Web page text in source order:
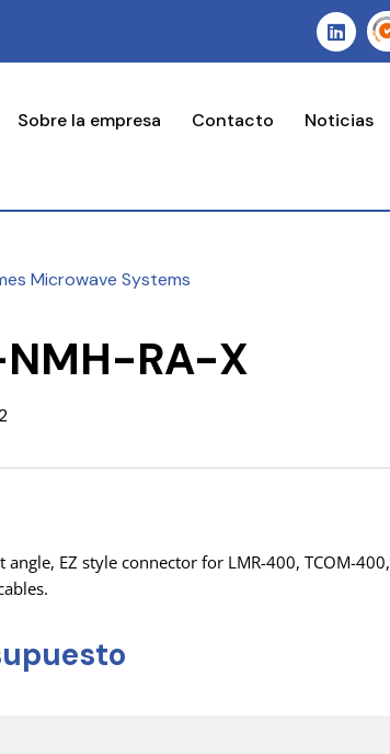
Sobre la empresa Contacto Noticias
Microwave Systems
RA-X
angle, EZ style connector for LMR-400, TCOM-400,